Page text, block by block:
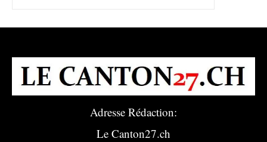
Adresse Rédaction:
Le Canton27.ch